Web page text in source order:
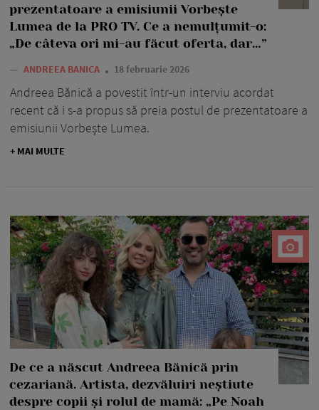
prezentatoare a emisiunii Vorbește
Lumea de la PRO TV. Ce a nemulțumit-o:
„De câteva ori mi-au făcut oferta, dar…”
— ANDREEA BANICA 18 februarie 2026
Andreea Bănică a povestit într-un interviu acordat
recent că i s-a propus să preia postul de prezentatoare a
emisiunii Vorbește Lumea.
+ MAI MULTE
De ce a născut Andreea Bănică prin
cezariană. Artista, dezvăluiri neștiute
despre copii și rolul de mamă: „Pe Noah